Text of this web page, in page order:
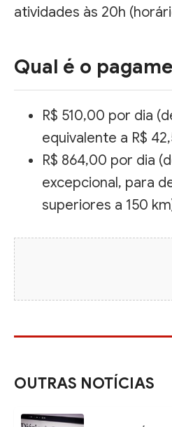
atividades às 20h
Qual é o
R$ 510,00 por dia
equivalente a R$
R$ 864,00 por dia
excepcional, para
superiores a 150
OUTRAS NOTÍCIAS